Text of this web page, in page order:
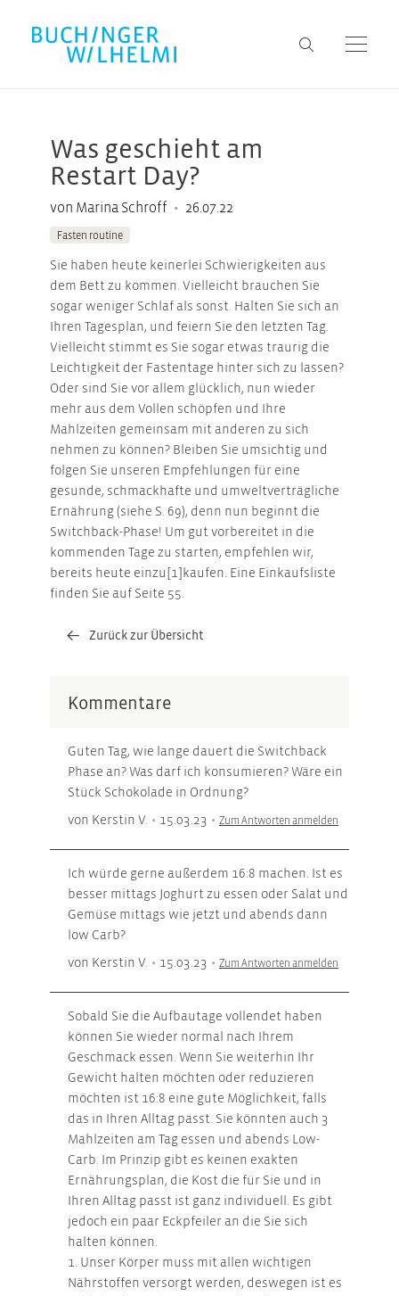
Was geschieht am
Restart Day?
von Marina Schroff • 26.07.22
Fasten routine
Sie haben heute keinerlei Schwierigkeiten aus
dem Bett zu kommen. Vielleicht brauchen Sie
sogar weniger Schlaf als sonst. Halten Sie sich an
Ihren Tagesplan, und feiern Sie den letzten Tag.
Vielleicht stimmt es Sie sogar etwas traurig die
Leichtigkeit der Fastentage hinter sich zu lassen?
Oder sind Sie vor allem glücklich, nun wieder
mehr aus dem Vollen schöpfen und Ihre
Mahlzeiten gemeinsam mit anderen zu sich
nehmen zu können? Bleiben Sie umsichtig und
folgen Sie unseren Empfehlungen für eine
gesunde, schmackhafte und umweltverträgliche
Ernährung (siehe S. 69), denn nun beginnt die
Switchback-Phase! Um gut vorbereitet in die
kommenden Tage zu starten, empfehlen wir,
bereits heute einzu[1]kaufen. Eine Einkaufsliste
finden Sie auf Seite 55.
Zurück zur Übersicht
Kommentare
Guten Tag, wie lange dauert die Switchback
Phase an? Was darf ich konsumieren? Wäre ein
Stück Schokolade in Ordnung?
von Kerstin V. • 15.03.23 • Zum Antworten anmelden
Ich würde gerne außerdem 16:8 machen. Ist es
besser mittags Joghurt zu essen oder Salat und
Gemüse mittags wie jetzt und abends dann
low Carb?
von Kerstin V. • 15.03.23 • Zum Antworten anmelden
Sobald Sie die Aufbautage vollendet haben
können Sie wieder normal nach Ihrem
Geschmack essen. Wenn Sie weiterhin Ihr
Gewicht halten möchten oder reduzieren
möchten ist 16:8 eine gute Möglichkeit, falls
das in Ihren Alltag passt. Sie könnten auch 3
Mahlzeiten am Tag essen und abends Low-
Carb. Im Prinzip gibt es keinen exakten
Ernährungsplan, die Kost die für Sie und in
Ihren Alltag passt ist ganz individuell. Es gibt
jedoch ein paar Eckpfeiler an die Sie sich
halten können.
1. Unser Körper muss mit allen wichtigen
Nährstoffen versorgt werden, deswegen ist es